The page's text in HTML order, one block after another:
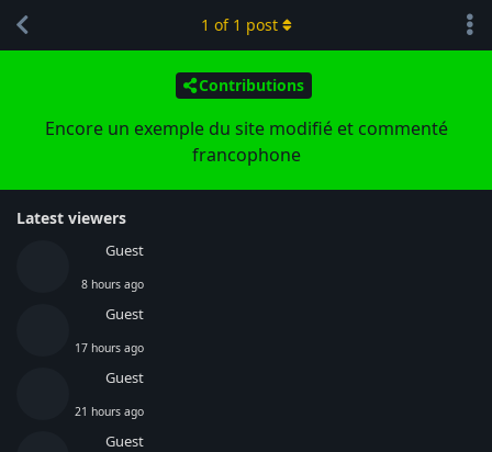
Contributions
Encore un exemple du site modifié et commenté
francophone
Latest viewers
Guest
8 hours ago
Guest
17 hours ago
Guest
21 hours ago
Guest
1 of 1 post